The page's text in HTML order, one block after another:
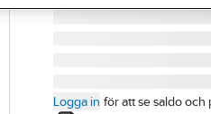
Logga in för att se saldo och